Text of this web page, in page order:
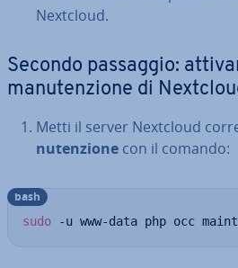
Nextcloud.
Secondo passaggio:
ma­nu­ten­zio­ne di
Metti il server Nextcloud
nu­ten­zio­ne con il comando:
sudo -u www-data php occ
bash